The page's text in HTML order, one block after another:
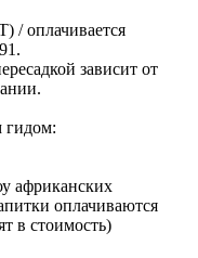
/ оплачивается
зависит от
гидом:
африканских
оплачиваются
в стоимость)